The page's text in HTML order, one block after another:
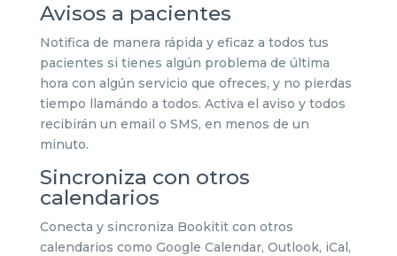
Avisos a pacientes
Notifica de manera rápida y eficaz a todos tus
pacientes si tienes algún problema de última
hora con algún servicio que ofreces, y no pierdas
tiempo llamándo a todos. Activa el aviso y todos
recibirán un email o SMS, en menos de un
minuto.
Sincroniza con otros
calendarios
Conecta y sincroniza Bookitit con otros
calendarios como Google Calendar, Outlook, iCal,